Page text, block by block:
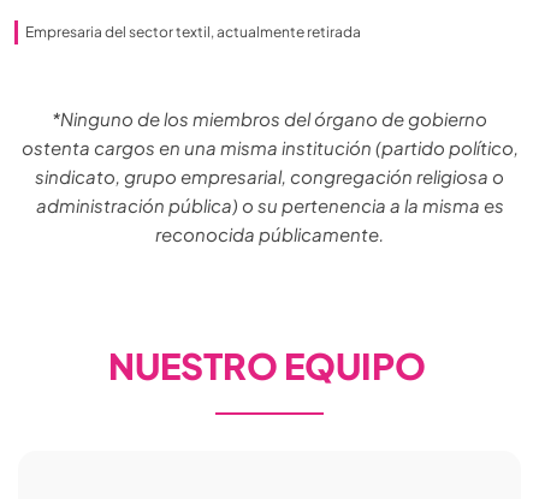
Empresaria del sector textil, actualmente retirada
*Ninguno de los miembros del órgano de gobierno
ostenta cargos en una misma institución (partido político,
sindicato, grupo empresarial, congregación religiosa o
administración pública) o su pertenencia a la misma es
reconocida públicamente.
NUESTRO EQUIPO